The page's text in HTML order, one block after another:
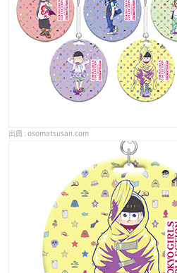
osomatsusan.com